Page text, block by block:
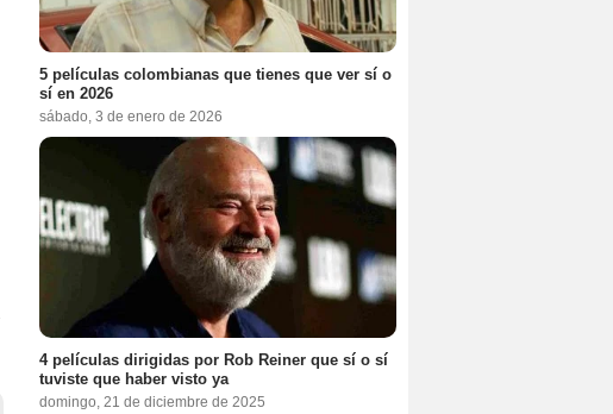
5 películas colombianas que tienes que ver sí o
sí en 2026
sábado, 3 de enero de 2026
4 películas dirigidas por Rob Reiner que sí o sí
tuviste que haber visto ya
domingo, 21 de diciembre de 2025